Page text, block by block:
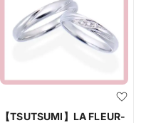
【TSUTSUMI】LA FLEUR-